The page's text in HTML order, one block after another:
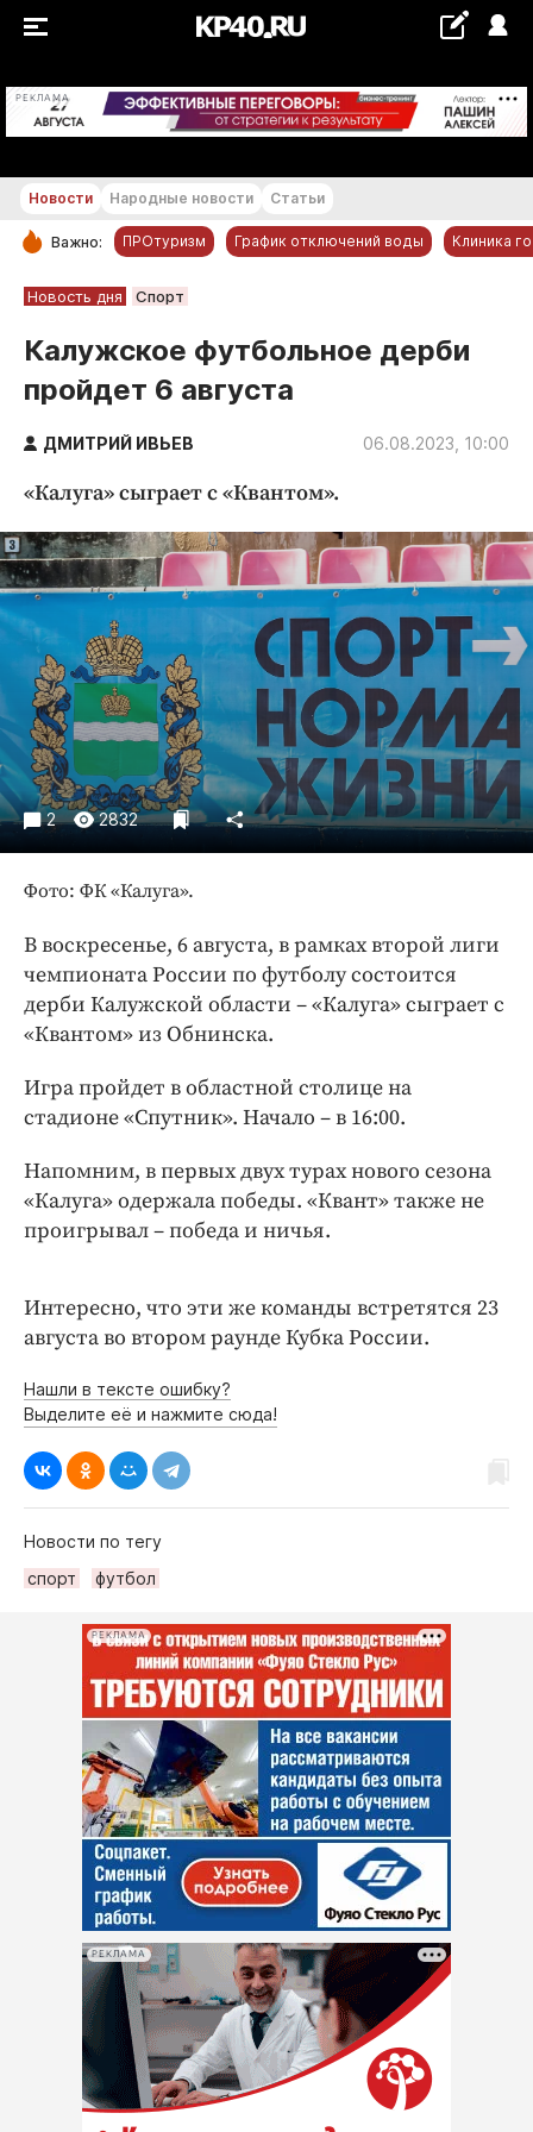
РЕКЛАМА +18...+19 °С
РУБРИКИ
Новости компаний
Статьи
Народные новости
Благоустройство
Криминал
Культура
Недвижимость и ЖКХ
Образование
Общество
Погода
Праздники
Происшествия
Спорт
Блоги
Издания
Медиаперсона
Интересное чтиво
Клиника года
Работодатель года
Новости Народные новости Статьи
Важно: ПРОтуризм График отключений воды Клиника
Новость дня Спорт
Калужское футбольное дерби
пройдет 6 августа
ДМИТРИЙ ИВЬЕВ 06.08.2023, 10:00
«Калуга» сыграет с «Квантом».
2 2832
Фото: ФК «Калуга».
В воскресенье, 6 августа, в рамках второй лиги
чемпионата России по футболу состоится
дерби Калужской области – «Калуга» сыграет с
«Квантом» из Обнинска.
Игра пройдет в областной столице на
стадионе «Спутник». Начало – в 16:00.
Напомним, в первых двух турах нового сезона
«Калуга» одержала победы. «Квант» также не
проигрывал – победа и ничья.
Интересно, что эти же команды встретятся 23
августа во втором раунде Кубка России.
Нашли в тексте ошибку?
Выделите её и нажмите сюда!
Новости по тегу
спорт
футбол
РЕКЛАМА
РЕКЛАМА